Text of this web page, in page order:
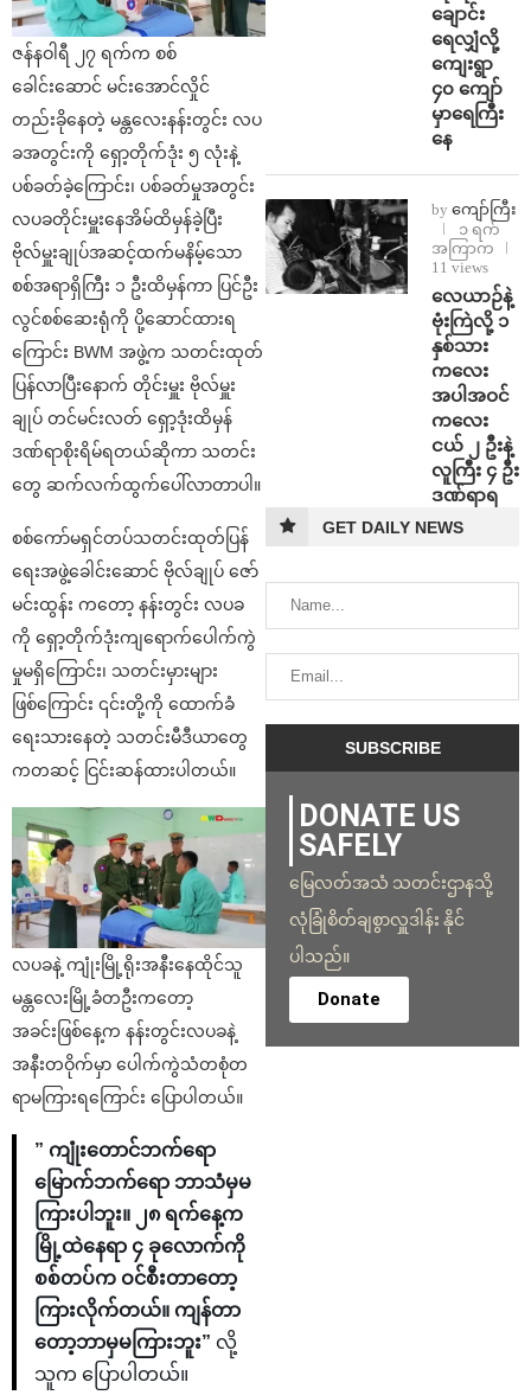
ဇန်နဝါရီ ၂၇ ရက်က စစ်
ခေါင်းဆောင် မင်းအောင်လှိုင်
တည်းခိုနေတဲ့ မန္တလေးနန်းတွင်း လပ
ခအတွင်းကို ရှော့တိုက်ဒုံး ၅ လုံးနဲ့
ပစ်ခတ်ခဲ့ကြောင်း၊ ပစ်ခတ်မှုအတွင်း
လပခတိုင်းမှူးနေအိမ်ထိမှန်ခဲ့ပြီး
ဗိုလ်မှူးချုပ်အဆင့်ထက်မနိမ့်သော
စစ်အရာရှိကြီး ၁ ဦးထိမှန်ကာ ပြင်ဦး
လွင်စစ်ဆေးရုံကို ပို့ဆောင်ထားရ
ကြောင်း BWM အဖွဲ့က သတင်းထုတ်
ပြန်လာပြီးနောက် တိုင်းမှူး ဗိုလ်မှူး
ချုပ် တင်မင်းလတ် ရှော့ဒုံးထိမှန်
ဒဏ်ရာစိုးရိမ်ရတယ်ဆိုကာ သတင်း
တွေ ဆက်လက်ထွက်ပေါ်လာတာပါ။
စစ်ကော်မရှင်တပ်သတင်းထုတ်ပြန်
ရေးအဖွဲ့ခေါင်းဆောင် ဗိုလ်ချုပ် ဇော်
မင်းထွန်း ကတော့ နန်းတွင်း လပခ
ကို ရှော့တိုက်ဒုံးကျရောက်ပေါက်ကွဲ
မှုမရှိကြောင်း၊ သတင်းမှားများ
ဖြစ်ကြောင်း ၎င်းတို့ကို ထောက်ခံ
ရေးသားနေတဲ့ သတင်းမီဒီယာတွေ
ကတဆင့် ငြင်းဆန်ထားပါတယ်။
လပခနဲ့ ကျုံးမြို့ရိုးအနီးနေထိုင်သူ
မန္တလေးမြို့ခံတဦးကတော့
အခင်းဖြစ်နေ့က နန်းတွင်းလပခနဲ့
အနီးတဝိုက်မှာ ပေါက်ကွဲသံတစုံတ
ရာမကြားရကြောင်း ပြောပါတယ်။
” ကျုံးတောင်ဘက်ရော
မြောက်ဘက်ရော ဘာသံမှမ
ကြားပါဘူး။ ၂၈ ရက်နေ့က
မြို့ထဲနေရာ ၄ ခုလောက်ကို
စစ်တပ်က ဝင်စီးတာတော့
ကြားလိုက်တယ်။ ကျန်တာ
တော့ဘာမှမကြားဘူး” လို့
သူက ပြောပါတယ်။
ချောင်း
ရေလျှံလို့
ကျေးရွာ
၄၀ ကျော်
မှာရေကြီး
နေ
by ကျော်ကြီး
၁ ရက်
အကြာက
11 views
⁨လေယာဉ်နဲ့
ဗုံးကြဲလို့ ၁
နှစ်သား
ကလေး
အပါအဝင်
ကလေး
ငယ် ၂ ဦးနဲ့
လူကြီး ၄ ဦး
ဒဏ်ရာရ
GET DAILY NEWS
DONATE US
SAFELY
မြေလတ်အသံ သတင်းဌာနသို့
လုံခြုံစိတ်ချစွာလှူဒါန်း နိုင်
ပါသည်။
Donate